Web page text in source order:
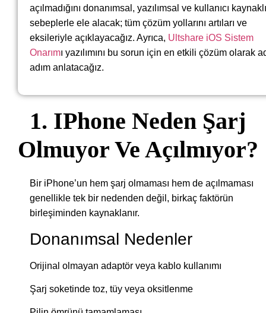
açılmadığını donanımsal, yazılımsal ve kullanıcı kaynaklı
sebeplerle ele alacak; tüm çözüm yollarını artıları ve
eksileriyle açıklayacağız. Ayrıca, Ultshare iOS Sistem
Onarımı yazılımını bu sorun için en etkili çözüm olarak
adım anlatacağız.
1. IPhone Neden Şarj
Olmuyor Ve Açılmıyor?
Bir iPhone’un hem şarj olmaması hem de açılmaması
genellikle tek bir nedenden değil, birkaç faktörün
birleşiminden kaynaklanır.
Donanımsal Nedenler
Orijinal olmayan adaptör veya kablo kullanımı
Şarj soketinde toz, tüy veya oksitlenme